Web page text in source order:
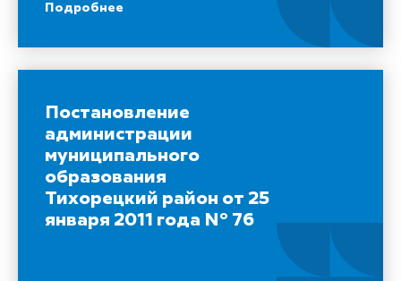
Подробнее
Постановление
администрации
муниципального
образования
Тихорецкий район от 25
января 2011 года N° 76